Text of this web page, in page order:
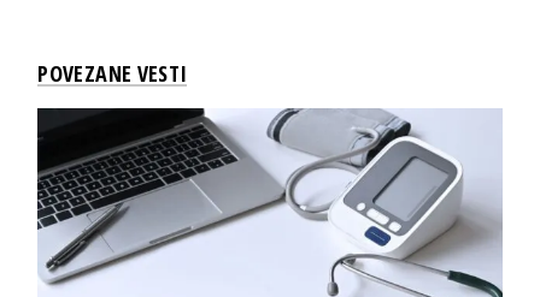
POVEZANE VESTI